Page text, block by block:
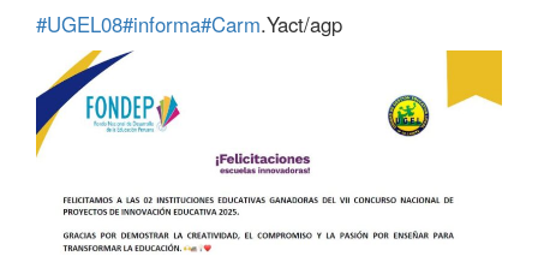
#UGEL08#informa#Carm.Yact/agp